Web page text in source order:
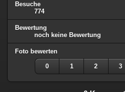
Besuche
774
Bewertung
noch keine Bewertung
Foto bewerten
0 1 2 3